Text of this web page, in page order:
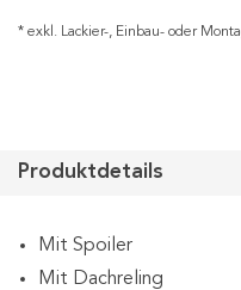
* exkl. Lackier-, Einbau- oder
Produktdetails
Mit Spoiler
Mit Dachreling